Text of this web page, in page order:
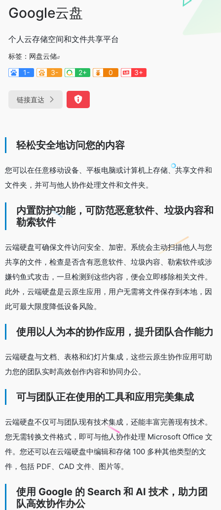
Google云盘
个人云存储空间和文件共享平台
标签： 网盘云储
1-
3- 2+ 0 3+
链接直达
轻松安全地访问您的内容
您可以在任意移动设备、平板电脑或计算机上存储、共享文件和
文件夹，并可与他人协作处理文件和文件夹。
内置防护功能，可防范恶意软件、垃圾内容和
勒索软件
云端硬盘可确保文件访问安全、加密。系统会主动扫描他人与您
共享的文件，检查是否含有恶意软件、垃圾内容、勒索软件或涉
嫌钓鱼式攻击，一旦检测到这些内容，便会立即移除相关文件。
此外，云端硬盘是云原生应用，用户无需将文件保存到本地，因
此可最大限度降低设备风险。
使用以人为本的协作应用，提升团队合作能力
云端硬盘与文档、表格和幻灯片集成，这些云原生协作应用可助
力您的团队实时高效创作内容和协同办公。
可与团队正在使用的工具和应用完美集成
云端硬盘不仅可与团队现有技术集成，还能丰富完善现有技术。
您无需转换文件格式，即可与他人协作处理 Microsoft Office 文
件。您还可以在云端硬盘中编辑和存储 100 多种其他类型的文
件，包括 PDF、CAD 文件、图片等。
使用 Google 的 Search 和 AI 技术，助力团
队高效协作办公